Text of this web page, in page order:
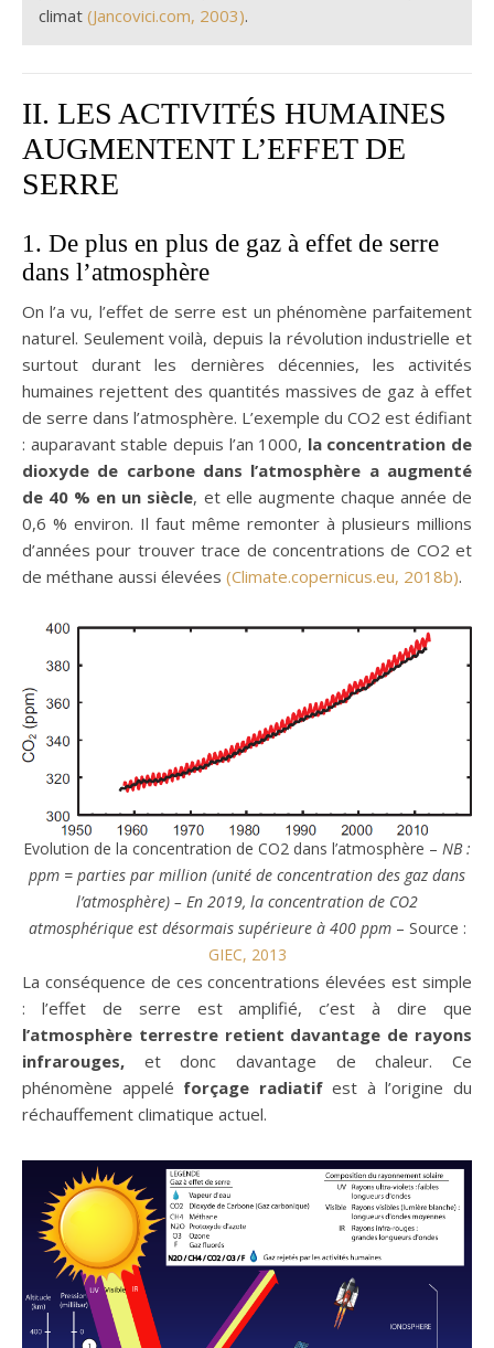
climat (Jancovici.com, 2003).
II. LES ACTIVITÉS HUMAINES
AUGMENTENT L’EFFET DE
SERRE
1. De plus en plus de gaz à effet de serre
dans l’atmosphère
On l’a vu, l’effet de serre est un phénomène parfaitement
naturel. Seulement voilà, depuis la révolution industrielle et
surtout durant les dernières décennies, les activités
humaines rejettent des quantités massives de gaz à effet
de serre dans l’atmosphère. L’exemple du CO2 est édifiant
: auparavant stable depuis l’an 1000, la concentration de
dioxyde de carbone dans l’atmosphère a augmenté
de 40 % en un siècle, et elle augmente chaque année de
0,6 % environ. Il faut même remonter à plusieurs millions
d’années pour trouver trace de concentrations de CO2 et
de méthane aussi élevées (Climate.copernicus.eu, 2018b).
Evolution de la concentration de CO2 dans l’atmosphère – NB :
ppm = parties par million (unité de concentration des gaz dans
l’atmosphère) – En 2019, la concentration de CO2
atmosphérique est désormais supérieure à 400 ppm– Source :
GIEC, 2013
La conséquence de ces concentrations élevées est simple
: l’effet de serre est amplifié, c’est à dire que
l’atmosphère terrestre retient davantage de rayons
infrarouges, et donc davantage de chaleur. Ce
phénomène appelé forçage radiatifest à l’origine du
réchauffement climatique actuel.